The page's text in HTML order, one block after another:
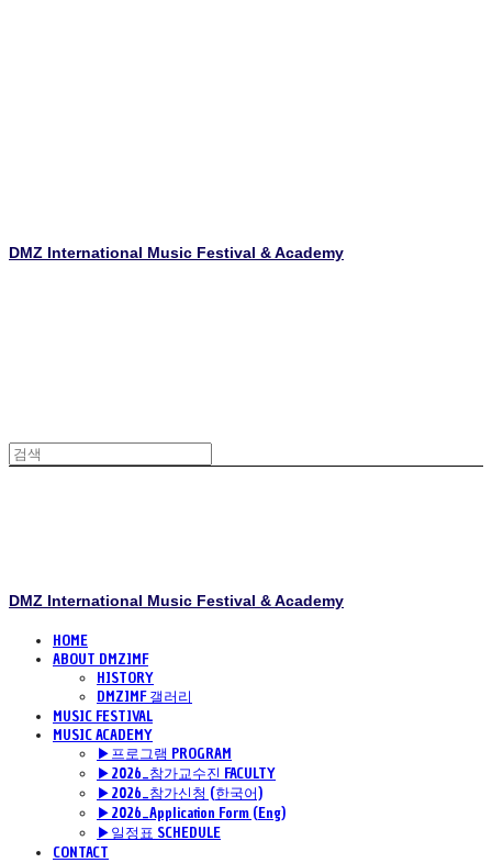
DMZ International Music Festival & Academy
DMZ International Music Festival & Academy
HOME
ABOUT DMZIMF
HISTORY
DMZIMF 갤러리
MUSIC FESTIVAL
MUSIC ACADEMY
▶프로그램 PROGRAM
▶2026_참가교수진 FACULTY
▶2026_참가신청 (한국어)
▶2026_Application Form (Eng)
▶일정표 SCHEDULE
CONTACT